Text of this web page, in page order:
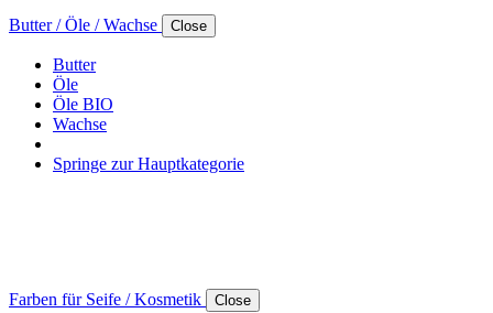
Butter / Öle / Wachse Close
Butter
Öle
Öle BIO
Wachse
Springe zur Hauptkategorie
Farben für Seife / Kosmetik Close